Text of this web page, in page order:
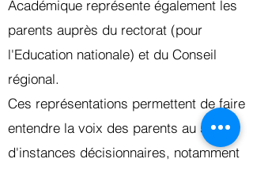
Académique représente également les
parents auprès du rectorat (pour
l'Education nationale) et du Conseil
régional.
Ces représentations permettent de faire
entendre la voix des parents au sein
d'instances décisionnaires, notamment